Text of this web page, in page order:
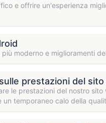
e offrire un'esperienza
moderno e miglioramenti
prestazioni del
le prestazioni del nostro
temporaneo calo della